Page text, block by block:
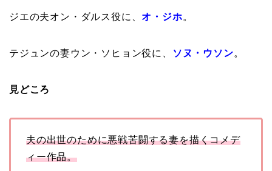
ジエの夫オン・ダルス役に、オ・ジホ。
テジュンの妻ウン・ソヒョン役に、 ソヌ・ウソン。
見どころ
夫の出世のために悪戦苦闘する妻を描くコメデ
ィー作品。